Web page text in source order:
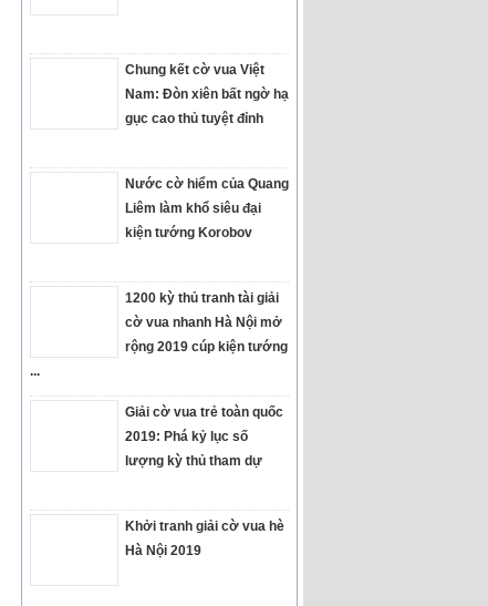
Chung kết cờ vua Việt
Nam: Đòn xiên bất ngờ hạ
gục cao thủ tuyệt đỉnh
Nước cờ hiểm của Quang
Liêm làm khổ siêu đại
kiện tướng Korobov
1200 kỳ thủ tranh tài giải
cờ vua nhanh Hà Nội mở
rộng 2019 cúp kiện tướng
...
Giải cờ vua trẻ toàn quốc
2019: Phá kỷ lục số
lượng kỳ thủ tham dự
Khởi tranh giải cờ vua hè
Hà Nội 2019